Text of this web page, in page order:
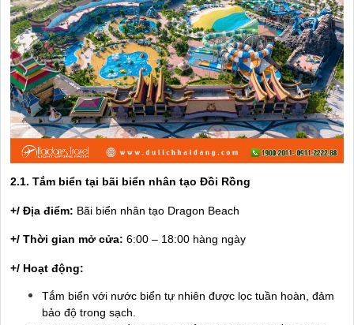
2.1. Tắm biển tại bãi biển nhân tạo Đồi Rồng
+/ Địa điểm: Bãi biển nhân tạo Dragon Beach
+/ Thời gian mở cửa: 6:00 – 18:00 hàng ngày
+/ Hoạt động:
Tắm biển với nước biển tự nhiên được lọc tuần hoàn, đảm
bảo độ trong sạch.